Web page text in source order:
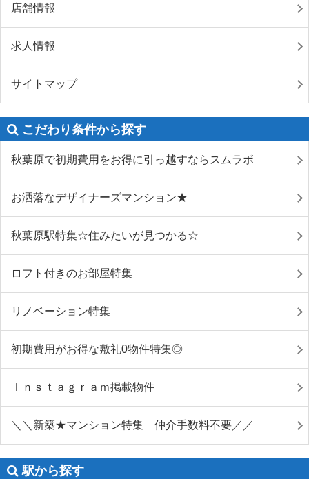
店舗情報
求人情報
サイトマップ
こだわり条件から探す
秋葉原で初期費用をお得に引っ越すならスムラボ
お洒落なデザイナーズマンション★
秋葉原駅特集☆住みたいが見つかる☆
ロフト付きのお部屋特集
リノベーション特集
初期費用がお得な敷礼0物件特集◎
Ｉｎｓｔａｇｒａｍ掲載物件
＼＼新築★マンション特集 仲介手数料不要／／
駅から探す